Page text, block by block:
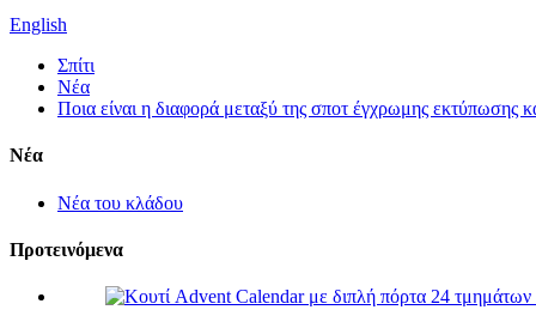
English
Σπίτι
Νέα
Ποια είναι η διαφορά μεταξύ της σποτ έγχρωμης εκτύπωσης
Νέα
Νέα του κλάδου
Προτεινόμενα